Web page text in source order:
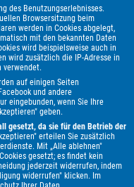
des Benutzungserlebnisses.
Browsersitzung beim
werden in Cookies abgelegt,
mit den bekannten Daten
wird beispielsweise auch in
wird zusätzlich die IP-Adresse in
verwendet.
auf einigen Seiten
und andere
eingebunden, wenn Sie Ihre
geben.
gesetzt, da sie für den Betrieb der
erteilen Sie zusätzlich
Mit „Alle ablehnen"
gesetzt; es findet kein
jederzeit widerrufen, indem
widerrufen" klicken. Im
Hobby
Honda
JAC
Jaecoo
Knaus LMC
Lada
Ligier MAN MF
MG
Maxus
Nissan
Omoda
Porsche
Pössl
Smart
Ssangyong
Toyota
e.GO